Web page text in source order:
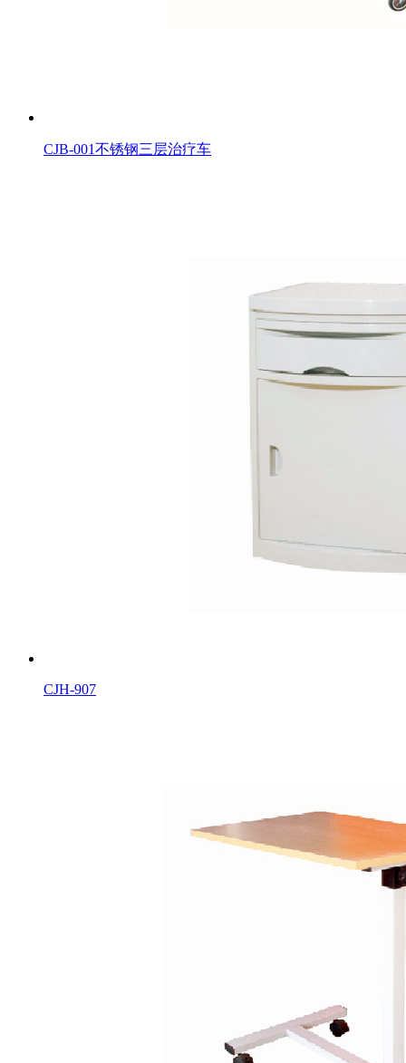
CJB-001不锈钢三层治疗车
CJH-907